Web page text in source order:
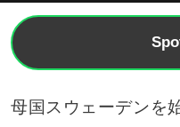
母国スウェーデンを